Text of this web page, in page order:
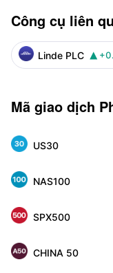
Công cụ liên
Linde PLC 
Mã giao dịch
US30
NAS100
SPX500
CHINA 50